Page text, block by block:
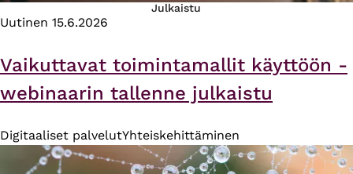
Julkaistu
Uutinen 15.6.2026
Vaikuttavat toimintamallit käyttöön -
webinaarin tallenne julkaistu
Digitaaliset palvelutYhteiskehittäminen